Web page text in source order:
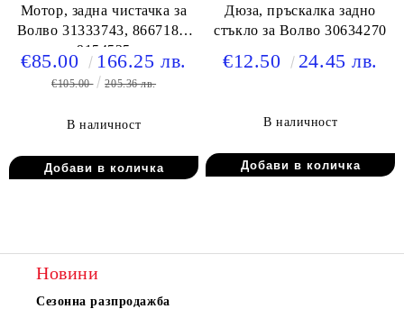
Мотор, задна чистачка за
Волво 31333743, 8667188,
9154525
€85.00 166.25 лв.
€105.00 205.36 лв.
В наличност
Дюза, пръскалка задно
стъкло за Волво 30634270
€12.50 24.45 лв.
В наличност
Новини
Сезонна разпродажба